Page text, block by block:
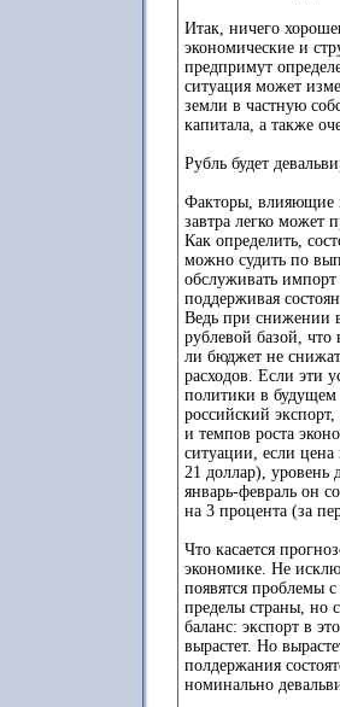
Итак, ничего
экономические и
предпримут
ситуация может
земли в частную
капитала, а также
Рубль будет
Факторы, влияющие
завтра легко может
Как определить,
можно судить по
обслуживать импорт
поддерживая
Ведь при снижении
рублевой базой,
ли бюджет не
расходов. Если эти
политики в
российский
и темпов роста
ситуации, если цена
21 доллар), уровень
январь-февраль он
на 3 процента (за
Что касается
экономике. Не
появятся проблемы
пределы страны, но
баланс: экспорт в
вырастет. Но
полдержания
номинально